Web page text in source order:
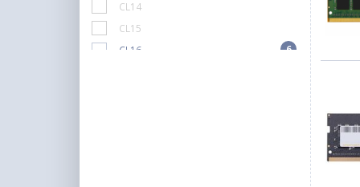
CL14
CL15
CL16
6